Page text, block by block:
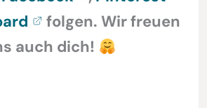
folgen. Wir freuen
auch dich!